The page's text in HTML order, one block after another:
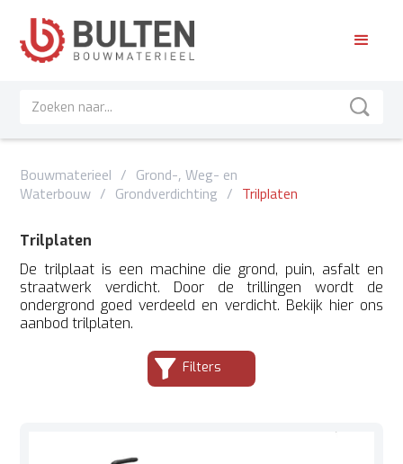
Bouwmaterieel / Grond-, Weg- en
Waterbouw / Grondverdichting / Trilplaten
Trilplaten
De trilplaat is een machine die grond, puin, asfalt en
straatwerk verdicht. Door de trillingen wordt de
ondergrond goed verdeeld en verdicht. Bekijk hier ons
aanbod trilplaten.
Filters